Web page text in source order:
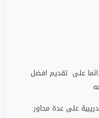
على تقديم افضل
على عدة محاور: